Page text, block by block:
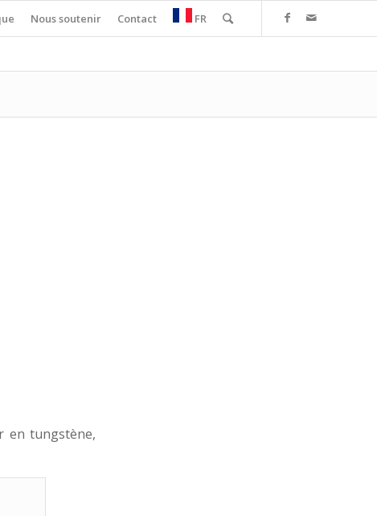
Nous soutenir Contact FR
en tungstène,